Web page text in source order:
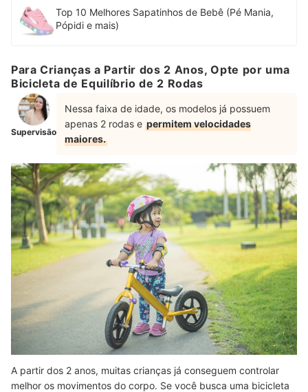
Top 10 Melhores Sapatinhos de Bebê (Pé Mania,
Pópidi e mais)
Para Crianças a Partir dos 2 Anos, Opte por uma
Bicicleta de Equilíbrio de 2 Rodas
Supervisão
Nessa faixa de idade, os modelos já possuem
apenas 2 rodas e permitem velocidades
maiores.
A partir dos 2 anos, muitas crianças já conseguem controlar
melhor os movimentos do corpo. Se você busca uma bicicleta